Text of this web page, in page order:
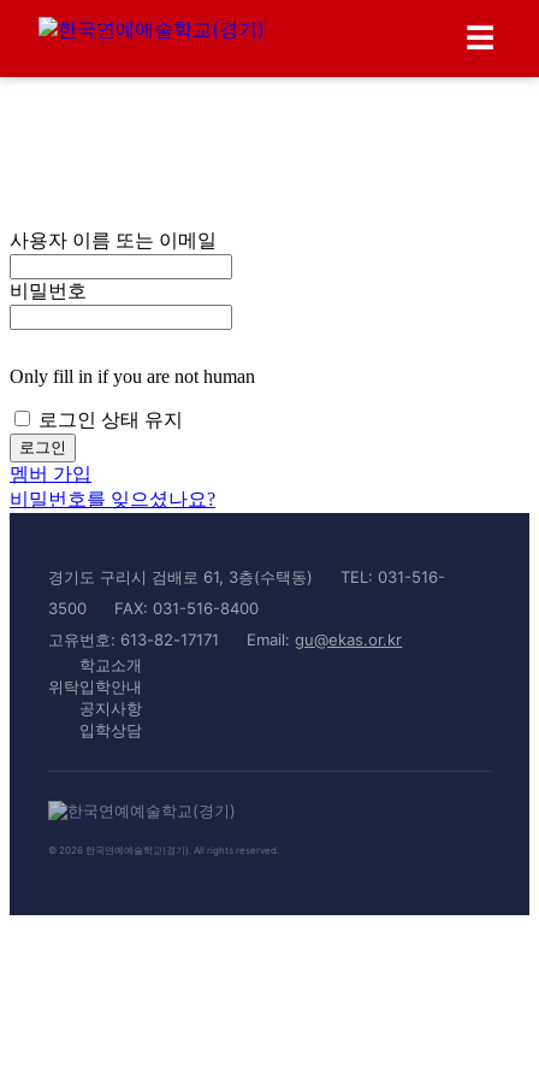
☰
사용자 이름 또는 이메일
비밀번호
Only fill in if you are not human
로그인 상태 유지
멤버 가입
비밀번호를 잊으셨나요?
경기도 구리시 검배로 61, 3층(수택동)
TEL: 031-516-
3500
FAX: 031-516-8400
고유번호: 613-82-17171
Email:gu@ekas.or.kr
학교소개
위탁입학안내
공지사항
입학상담
© 2026 한국연예예술학교(경기). All rights reserved.